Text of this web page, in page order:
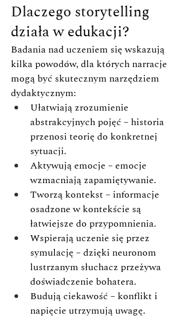
Dlaczego storytelling
działa w edukacji?
Badania nad uczeniem się wskazują
kilka powodów, dla których narracje
mogą być skutecznym narzędziem
dydaktycznym:
Ułatwiają zrozumienie
abstrakcyjnych pojęć – historia
przenosi teorię do konkretnej
sytuacji.
Aktywują emocje – emocje
wzmacniają zapamiętywanie.
Tworzą kontekst – informacje
osadzone w kontekście są
łatwiejsze do przypomnienia.
Wspierają uczenie się przez
symulację – dzięki neuronom
lustrzanym słuchacz przeżywa
doświadczenie bohatera.
Budują ciekawość – konflikt i
napięcie utrzymują uwagę.